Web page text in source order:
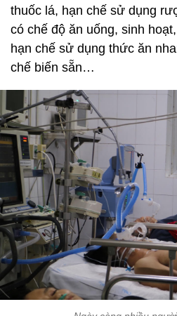
thuốc lá, hạn chế sử dụng
có chế độ ăn uống, sinh
hạn chế sử dụng thức ăn
chế biến sẵn…